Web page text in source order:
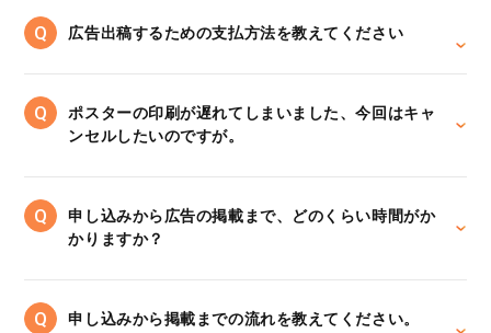
広告出稿するための支払方法を教えてください
ポスターの印刷が遅れてしまいました、今回はキャ
ンセルしたいのですが。
申し込みから広告の掲載まで、どのくらい時間がか
かりますか？
申し込みから掲載までの流れを教えてください。